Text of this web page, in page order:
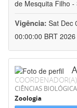
de Mesquita Filho -
Vigência: Sat Dec
00:00:00 BRT 2026
COORDENADOR(A)
CIÊNCIAS
Zoologia